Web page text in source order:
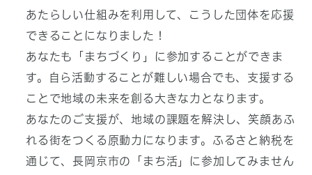
あたらしい仕組みを利用して、こうした団体を応援
できることになりました！
あなたも「まちづくり」に参加することができま
す。自ら活動することが難しい場合でも、支援する
ことで地域の未来を創る大きな力となります。
あなたのご支援が、地域の課題を解決し、笑顔あふ
れる街をつくる原動力になります。ふるさと納税を
通じて、長岡京市の「まち活」に参加してみません